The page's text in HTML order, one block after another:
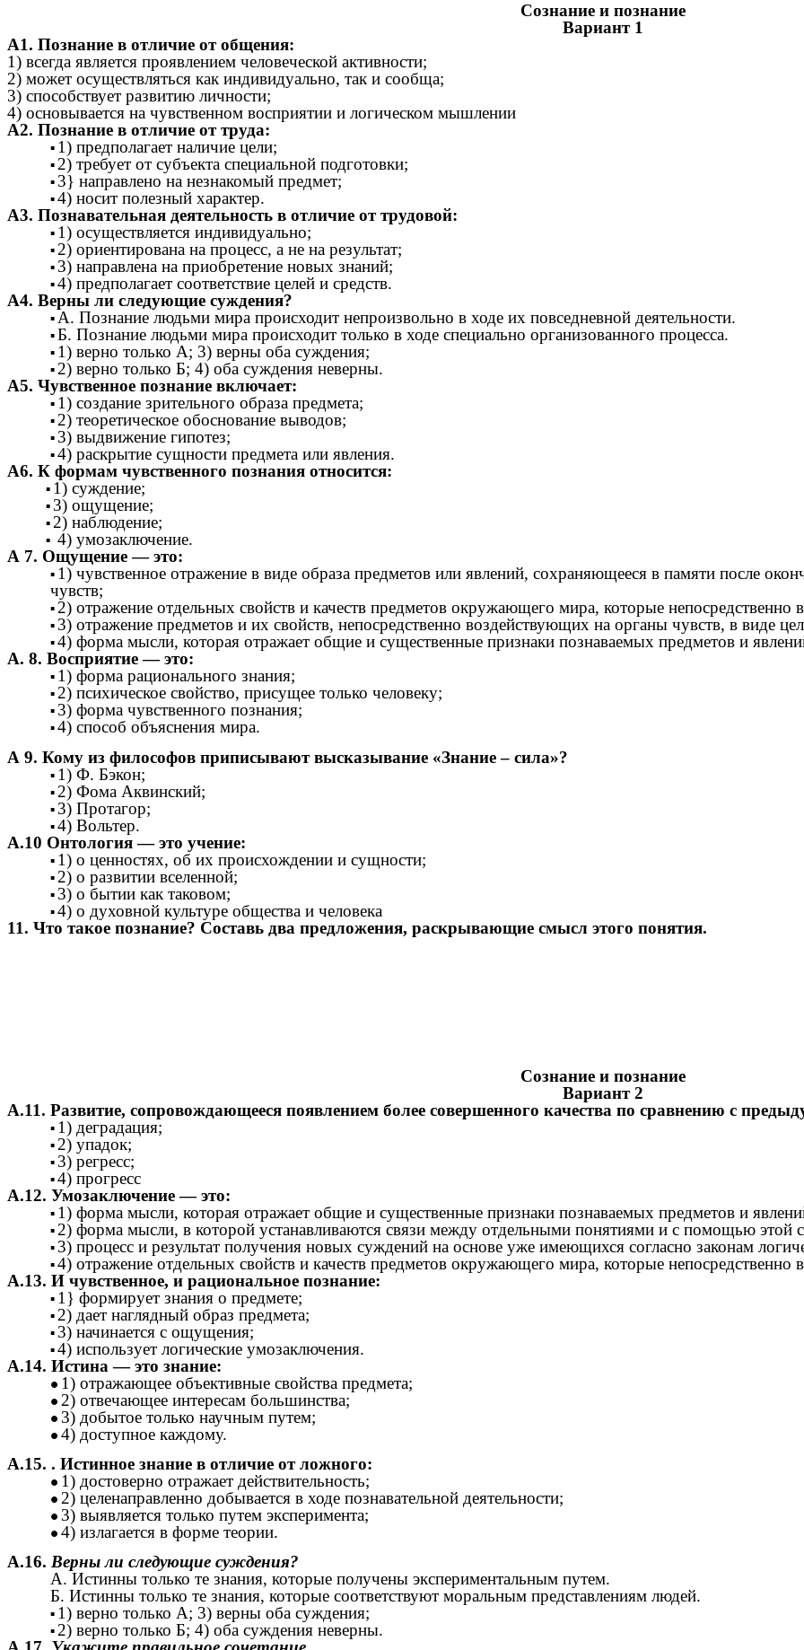
Сознание и познание
Вариант 1
А1. Познание в отличие от общения:
1) всегда является проявлением человеческой активности;
2) может осуществляться как индивидуально, так и сообща;
3) способствует развитию личности;
4) основывается на чувственном восприятии и логическом мышлении
А2. Познание в отличие от труда:
1) предполагает наличие цели;
2) требует от субъекта специальной подготовки;
3} направлено на незнакомый предмет;
4) носит полезный характер.
A3. Познавательная деятельность в отличие от трудовой:
1) осуществляется индивидуально;
2) ориентирована на процесс, а не на результат;
3) направлена на приобретение новых знаний;
4) предполагает соответствие целей и средств.
А4. Верны ли следующие суждения?
А. Познание людьми мира происходит непроизвольно в ходе их повседневной деятельности.
Б. Познание людьми мира происходит только в ходе специально организованного процесса.
1) верно только А; 3) верны оба суждения;
2) верно только Б; 4) оба суждения неверны.
А5. Чувственное познание включает:
1) создание зрительного образа предмета;
2) теоретическое обоснование выводов;
3) выдвижение гипотез;
4) раскрытие сущности предмета или явления.
А6. К формам чувственного познания относится:
1) суждение;
3) ощущение;
2) наблюдение;
4) умозаключение.
А 7. Ощущение — это:
1) чувственное отражение в виде образа предметов или явлений, сохраняющееся в памяти после
чувств;
2) отражение отдельных свойств и качеств предметов окружающего мира, которые непосредственно
3) отражение предметов и их свойств, непосредственно воздействующих на органы чувств, в виде
4) форма мысли, которая отражает общие и существенные признаки познаваемых предметов и
А. 8. Восприятие — это:
1) форма рационального знания;
2) психическое свойство, присущее только человеку;
3) форма чувственного познания;
4) способ объяснения мира.
А 9. Кому из философов приписывают высказывание «Знание – сила»?
1) Ф. Бэкон;
2) Фома Аквинский;
3) Протагор;
4) Вольтер.
А.10 Онтология — это учение:
1) о ценностях, об их происхождении и сущности;
2) о развитии вселенной;
3) о бытии как таковом;
4) о духовной культуре общества и человека
11. Что такое познание? Составь два предложения, раскрывающие смысл этого понятия.
Сознание и познание
Вариант 2
А.11. Развитие, сопровождающееся появлением более совершенного качества по сравнению с
1) деградация;
2) упадок;
3) регресс;
4) прогресс
А.12. Умозаключение — это:
1) форма мысли, которая отражает общие и существенные признаки познаваемых предметов и
2) форма мысли, в которой устанавливаются связи между отдельными понятиями и с помощью этой
3) процесс и результат получения новых суждений на основе уже имеющихся согласно законам
4) отражение отдельных свойств и качеств предметов окружающего мира, которые непосредственно
А.13. И чувственное, и рациональное познание:
1} формирует знания о предмете;
2) дает наглядный образ предмета;
3) начинается с ощущения;
4) использует логические умозаключения.
А.14. Истина — это знание:
1) отражающее объективные свойства предмета;
2) отвечающее интересам большинства;
3) добытое только научным путем;
4) доступное каждому.
А.15. . Истинное знание в отличие от ложного:
1) достоверно отражает действительность;
2) целенаправленно добывается в ходе познавательной деятельности;
3) выявляется только путем эксперимента;
4) излагается в форме теории.
А.16. Верны ли следующие суждения?
А. Истинны только те знания, которые получены экспериментальным путем.
Б. Истинны только те знания, которые соответствуют моральным представлениям людей.
1) верно только А; 3) верны оба суждения;
2) верно только Б; 4) оба суждения неверны.